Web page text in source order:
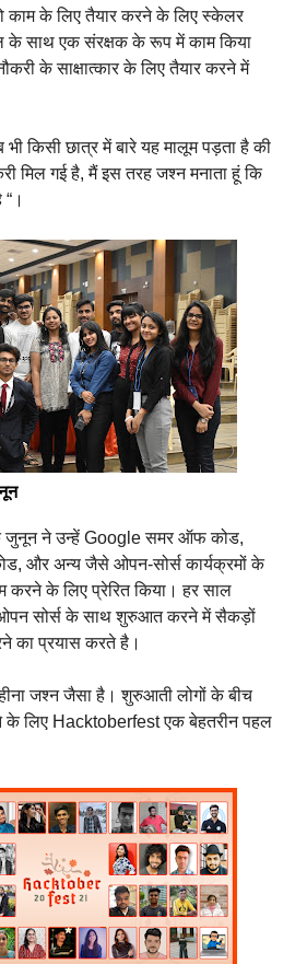
काम के लिए तैयार करने के लिए स्केलर
के साथ एक संरक्षक के रूप में काम किया
के साक्षात्कार के लिए तैयार करने में
छात्र में बारे यह मालूम पड़ता है की
मिल गई है, मैं इस तरह जश्न मनाता हूं कि
जुनून ने उन्हें Google समर ऑफ कोड,
और अन्य जैसे ओपन-सोर्स कार्यक्रमों के
करने के लिए प्रेरित किया। हर साल
सोर्स के साथ शुरुआत करने में सैकड़ों
का प्रयास करते है।
जश्न जैसा है। शुरुआती लोगों के बीच
के लिए Hacktoberfest एक बेहतरीन पहल